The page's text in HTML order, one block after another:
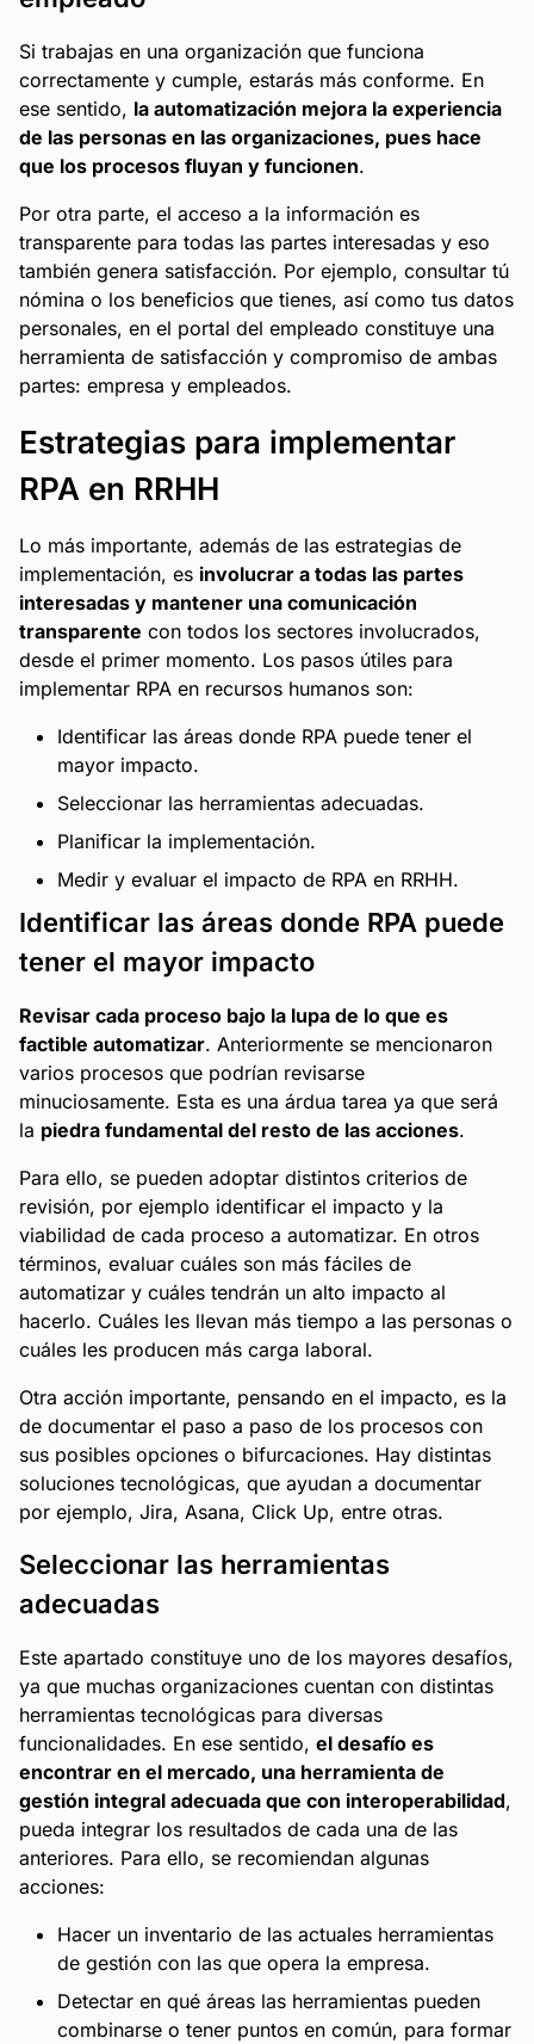
Si trabajas en una organización que funciona
correctamente y cumple, estarás más conforme. En
ese sentido, la automatización mejora la experiencia
de las personas en las organizaciones, pues hace
que los procesos fluyan y funcionen.
Por otra parte, el acceso a la información es
transparente para todas las partes interesadas y eso
también genera satisfacción. Por ejemplo, consultar tú
nómina o los beneficios que tienes, así como tus datos
personales, en el portal del empleado constituye una
herramienta de satisfacción y compromiso de ambas
partes: empresa y empleados.
Estrategias para implementar
RPA en RRHH
Lo más importante, además de las estrategias de
implementación, es involucrar a todas las partes
interesadas y mantener una comunicación
transparente con todos los sectores involucrados,
desde el primer momento. Los pasos útiles para
implementar RPA en recursos humanos son:
Identificar las áreas donde RPA puede tener el
mayor impacto.
Seleccionar las herramientas adecuadas.
Planificar la implementación.
Medir y evaluar el impacto de RPA en RRHH.
Identificar las áreas donde RPA puede
tener el mayor impacto
Revisar cada proceso bajo la lupa de lo que es
factible automatizar. Anteriormente se mencionaron
varios procesos que podrían revisarse
minuciosamente. Esta es una árdua tarea ya que será
la piedra fundamental del resto de las acciones.
Para ello, se pueden adoptar distintos criterios de
revisión, por ejemplo identificar el impacto y la
viabilidad de cada proceso a automatizar. En otros
términos, evaluar cuáles son más fáciles de
automatizar y cuáles tendrán un alto impacto al
hacerlo. Cuáles les llevan más tiempo a las personas o
cuáles les producen más carga laboral.
Otra acción importante, pensando en el impacto, es la
de documentar el paso a paso de los procesos con
sus posibles opciones o bifurcaciones. Hay distintas
soluciones tecnológicas, que ayudan a documentar
por ejemplo, Jira, Asana, Click Up, entre otras.
Seleccionar las herramientas
adecuadas
Este apartado constituye uno de los mayores desafíos,
ya que muchas organizaciones cuentan con distintas
herramientas tecnológicas para diversas
funcionalidades. En ese sentido, el desafío es
encontrar en el mercado, una herramienta de
gestión integral adecuada que con interoperabilidad,
pueda integrar los resultados de cada una de las
anteriores. Para ello, se recomiendan algunas
acciones:
Hacer un inventario de las actuales herramientas
de gestión con las que opera la empresa.
Detectar en qué áreas las herramientas pueden
combinarse o tener puntos en común, para formar